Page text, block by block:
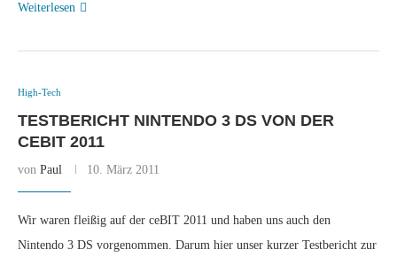
Weiterlesen
High-Tech
TESTBERICHT NINTENDO 3 DS VON DER
CEBIT 2011
von Paul 10. März 2011
Wir waren fleißig auf der ceBIT 2011 und haben uns auch den
Nintendo 3 DS vorgenommen. Darum hier unser kurzer Testbericht zur